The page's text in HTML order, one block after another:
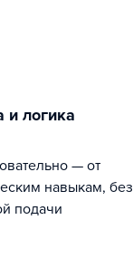
навыкам, без
подачи